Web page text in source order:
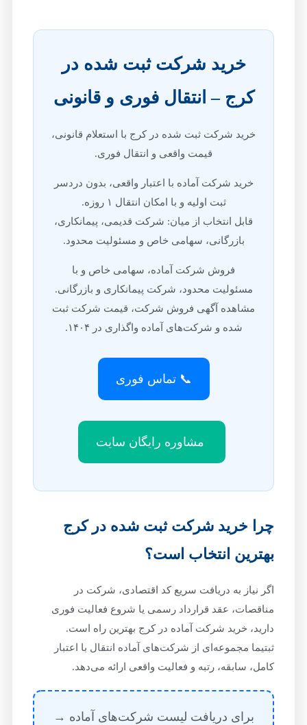
خرید شرکت ثبت شده در
کرج – انتقال فوری و قانونی
خرید شرکت ثبت شده در کرج با استعلام قانونی،
قیمت واقعی و انتقال فوری.
خرید شرکت آماده با اعتبار واقعی، بدون دردسر
ثبت اولیه و با امکان انتقال ۱ روزه.
قابل انتخاب از میان: شرکت قدیمی، پیمانکاری،
بازرگانی، سهامی خاص و مسئولیت محدود.
فروش شرکت آماده، سهامی خاص و با
مسئولیت محدود، شرکت پیمانکاری و بازرگانی.
مشاهده آگهی فروش شرکت، قیمت شرکت ثبت
شده و شرکت‌های آماده واگذاری در ۱۴۰۴.
📞 تماس فوری
مشاوره رایگان سایت
چرا خرید شرکت ثبت شده در کرج
بهترین انتخاب است؟
اگر نیاز به دریافت سریع کد اقتصادی، شرکت در
مناقصات، عقد قرارداد رسمی یا شروع فعالیت فوری
دارید، خرید شرکت آماده در کرج بهترین راه است.
ثبتیما مجموعه‌ای از شرکت‌های آماده انتقال با اعتبار
کامل، سابقه، رتبه و فعالیت واقعی ارائه می‌دهد.
برای دریافت لیست شرکت‌های آماده →